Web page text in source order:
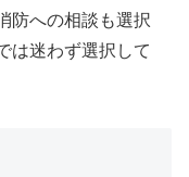
防への相談も選択
は迷わず選択して